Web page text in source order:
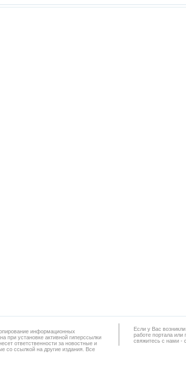
информационных
при установке активной гиперссылки
ответственности за новостные и
со ссылкой на другие издания. Все
Если у Вас
работe портала или
свяжитесь с нами -